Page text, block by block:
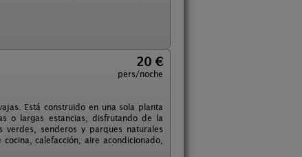
20 €
pers/noche
Está construido en una sola planta
o largas estancias, disfrutando de la
senderos y parques naturales
calefacción, aire acondicionado,